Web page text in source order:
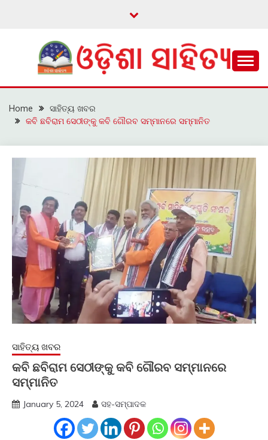
ଓଡ଼ିଶା ସାହିତ୍ୟ
Home
ସାହିତ୍ୟ ଖବର
କବି ଛବିରାମ ସେଠୀଙ୍କୁ କବି ଗୌରବ ସମ୍ମାନରେ ସମ୍ମାନିତ
ସାହିତ୍ୟ ଖବର
କବି ଛବିରାମ ସେଠୀଙ୍କୁ କବି ଗୌରବ ସମ୍ମାନରେ
ସମ୍ମାନିତ
January 5, 2024 ସହ-ସମ୍ପାଦକ